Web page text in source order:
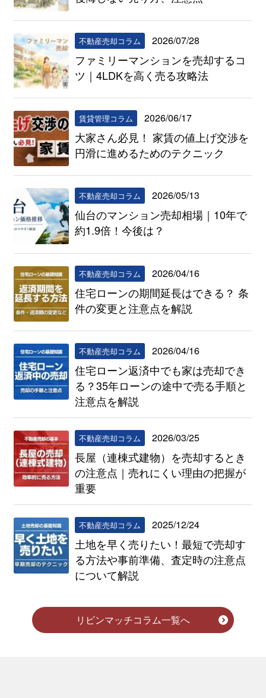
不動産売却コラム 2026/07/28
ファミリーマンションを売却するコ
ツ｜4LDKを高く売る攻略法
賃貸管理コラム 2026/06/17
大家さん必見！ 家賃の値上げ交渉を
円滑に進めるためのテクニック
不動産売却コラム 2026/05/13
仙台のマンション売却相場｜10年で
約1.9倍！今後は？
不動産売却コラム 2026/04/16
住宅ローンの期間延長はできる？ 条
件の変更と注意点を解説
不動産売却コラム 2026/04/16
住宅ローン返済中でも家は売却でき
る？35年ローンの途中で売る手順と
注意点を解説
不動産売却コラム 2026/03/25
長屋（連棟式建物）を売却するとき
の注意点｜売れにくい理由の把握が
重要
不動産売却コラム 2025/12/24
土地を早く売りたい！最短で売却す
る方法や事前準備、査定時の注意点
について解説
リビンマッチコラム一覧へ